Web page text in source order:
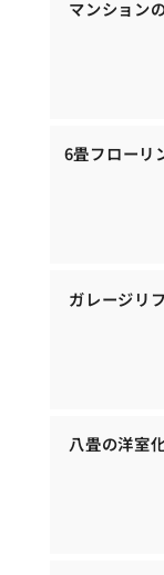
マンション
6畳フローリ
ガレージリ
八畳の洋室